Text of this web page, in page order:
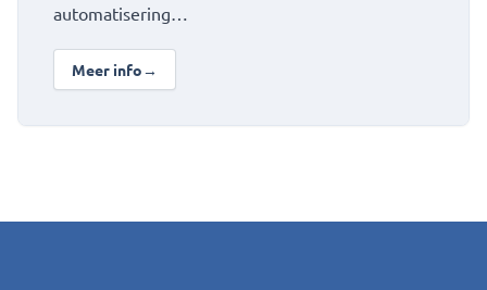
automatisering…
Meer info
over Zelf processen leren verbeteren
→